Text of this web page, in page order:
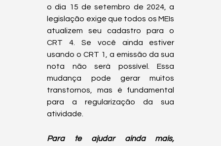
o dia 15 de setembro de 2024, a
legislação exige que todos os MEIs
atualizem seu cadastro para o
CRT 4. Se você ainda estiver
usando o CRT 1, a emissão da sua
nota não será possível. Essa
mudança pode gerar muitos
transtornos, mas é fundamental
para a regularização da sua
atividade.
Para te ajudar ainda mais,